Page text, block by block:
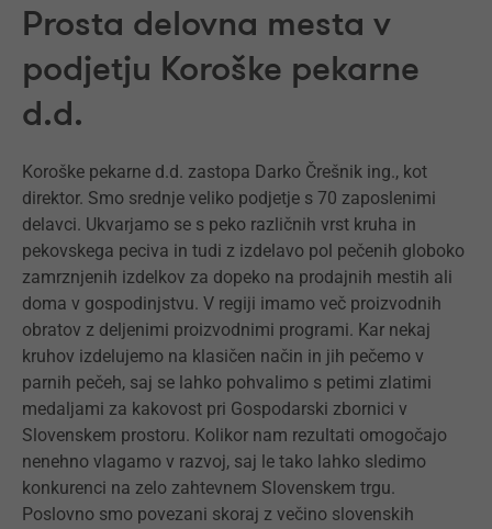
Prosta delovna mesta v
podjetju Koroške pekarne
d.d.
Koroške pekarne d.d. zastopa Darko Črešnik ing., kot
direktor. Smo srednje veliko podjetje s 70 zaposlenimi
delavci. Ukvarjamo se s peko različnih vrst kruha in
pekovskega peciva in tudi z izdelavo pol pečenih globoko
zamrznjenih izdelkov za dopeko na prodajnih mestih ali
doma v gospodinjstvu. V regiji imamo več proizvodnih
obratov z deljenimi proizvodnimi programi. Kar nekaj
kruhov izdelujemo na klasičen način in jih pečemo v
parnih pečeh, saj se lahko pohvalimo s petimi zlatimi
medaljami za kakovost pri Gospodarski zbornici v
Slovenskem prostoru. Kolikor nam rezultati omogočajo
nenehno vlagamo v razvoj, saj le tako lahko sledimo
konkurenci na zelo zahtevnem Slovenskem trgu.
Poslovno smo povezani skoraj z večino slovenskih